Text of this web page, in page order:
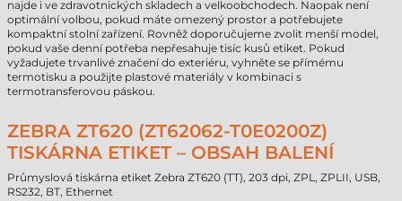
najde i ve zdravotnických skladech a velkoobchodech. Naopak není
optimální volbou, pokud máte omezený prostor a potřebujete
kompaktní stolní zařízení. Rovněž doporučujeme zvolit menší model,
pokud vaše denní potřeba nepřesahuje tisíc kusů etiket. Pokud
vyžadujete trvanlivé značení do exteriéru, vyhněte se přímému
termotisku a použijte plastové materiály v kombinaci s
termotransferovou páskou.
ZEBRA ZT620 (ZT62062-T0E0200Z)
TISKÁRNA ETIKET – OBSAH BALENÍ
Průmyslová tiskárna etiket Zebra ZT620 (TT), 203 dpi, ZPL, ZPLII, USB,
RS232, BT, Ethernet